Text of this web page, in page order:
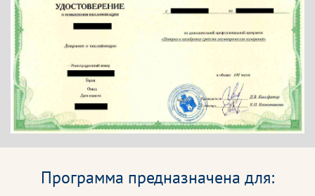
Программа предназначена для: